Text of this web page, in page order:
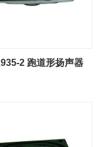
2 跑道形扬声器